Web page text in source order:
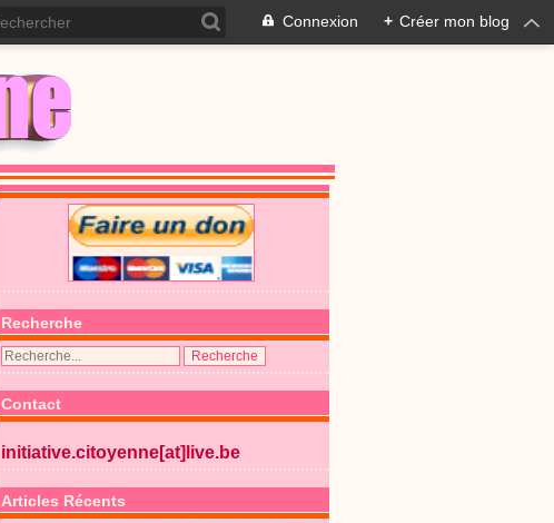
Connexion + Créer mon blog
Recherche
Contact
initiative.citoyenne[at]live.be
Articles Récents